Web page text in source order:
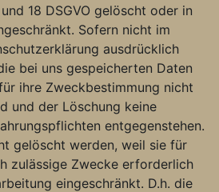
18 DSGVO gelöscht oder in
Sofern nicht im
ausdrücklich
bei uns gespeicherten Daten
ihre Zweckbestimmung nicht
und der Löschung keine
entgegenstehen.
gelöscht werden, weil sie für
zulässige Zwecke erforderlich
eingeschränkt. D.h. die